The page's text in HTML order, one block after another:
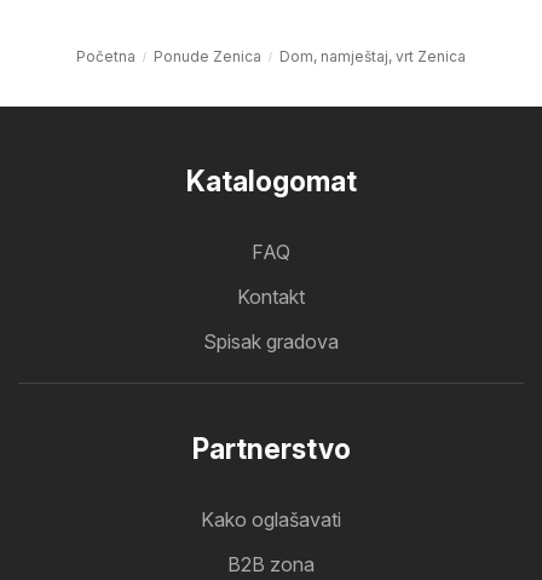
Početna Ponude Zenica Dom, namještaj, vrt Zenica
Katalogomat
FAQ
Kontakt
Spisak gradova
Partnerstvo
Kako oglašavati
B2B zona